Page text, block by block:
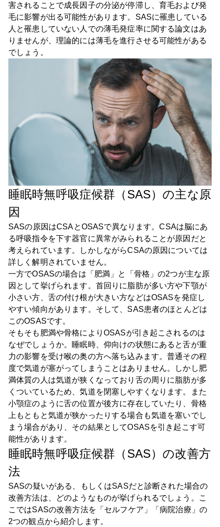
害されることで成長因子の分泌が停滞し、育毛および発
毛に影響が出る可能性があります。SASに罹患している
人と罹患していない人での薄毛発症率に関する論文はあ
りませんが、理論的には薄毛を進行させる可能性がある
でしょう。
睡眠時無呼吸症候群（SAS）の主な原
因
SASの原因はCSAとOSASで異なります。CSAは脳にあ
る呼吸指令を下す器官に異常がみられることが原因だと
考えられています。しかしながらCSAの原因については
詳しく解明されていません。
一方でOSASの場合は「肥満」と「骨格」の2つが主な原
因として挙げられます。首回りに脂肪が多い方や下顎が
小さい方、舌の付け根が大きい方などはOSASを発症し
やすい傾向があります。そして、SAS患者のほとんどは
このOSASです。
そもそも肥満や骨格によりOSASが引き起こされるのは
なぜでしょうか。睡眠時、仰向けの状態にあると舌が重
力の影響を受け喉の奥の方へ落ち込みます。普通その程
度で気道が塞がってしまうことはありません。しかし肥
満体質の人は気道が狭くなっており舌の周りに脂肪が多
くついているため、気道を閉塞しやすくなります。また
小顎症のように舌の位置が後方に存在していたり、骨格
上もともと気道が狭かったりする場合も気道を塞いでし
まう場合があり、その結果としてOSASを引き起こす可
能性があります。
睡眠時無呼吸症候群（SAS）の改善方
法
SASの疑いがある、もしくはSASだと診断された場合の
改善方法は、どのようなものが挙げられるでしょう。こ
こではSASの改善方法を「セルフケア」「病院治療」の
2つの観点から紹介します。